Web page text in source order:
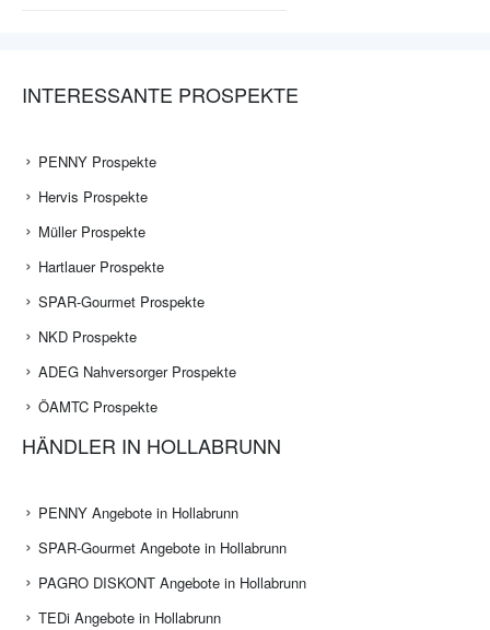
INTERESSANTE PROSPEKTE
PENNY Prospekte
Hervis Prospekte
Müller Prospekte
Hartlauer Prospekte
SPAR-Gourmet Prospekte
NKD Prospekte
ADEG Nahversorger Prospekte
ÖAMTC Prospekte
HÄNDLER IN HOLLABRUNN
PENNY Angebote in Hollabrunn
SPAR-Gourmet Angebote in Hollabrunn
PAGRO DISKONT Angebote in Hollabrunn
TEDi Angebote in Hollabrunn